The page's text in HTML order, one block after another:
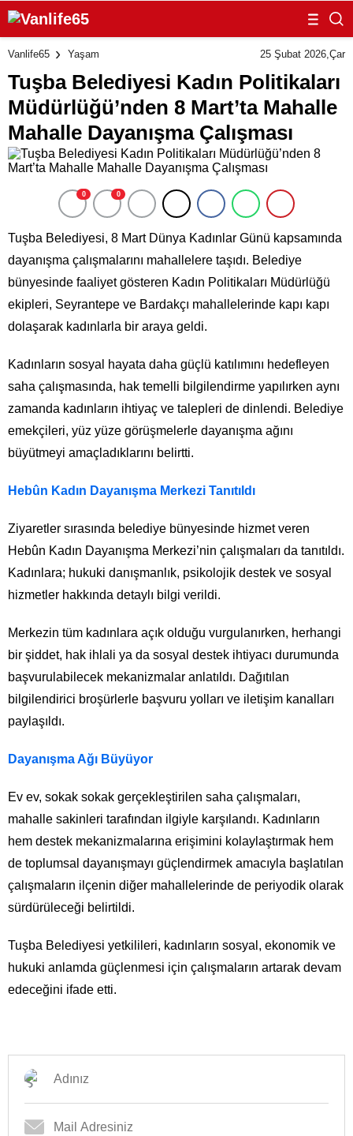
Vanlife65 Yaşam 25 Şubat 2026,Çar
Tuşba Belediyesi Kadın Politikaları
Müdürlüğü’nden 8 Mart’ta Mahalle
Mahalle Dayanışma Çalışması
0 0
Tuşba Belediyesi, 8 Mart Dünya Kadınlar Günü kapsamında
dayanışma çalışmalarını mahallelere taşıdı. Belediye
bünyesinde faaliyet gösteren Kadın Politikaları Müdürlüğü
ekipleri, Seyrantepe ve Bardakçı mahallelerinde kapı kapı
dolaşarak kadınlarla bir araya geldi.
Kadınların sosyal hayata daha güçlü katılımını hedefleyen
saha çalışmasında, hak temelli bilgilendirme yapılırken aynı
zamanda kadınların ihtiyaç ve talepleri de dinlendi. Belediye
emekçileri, yüz yüze görüşmelerle dayanışma ağını
büyütmeyi amaçladıklarını belirtti.
Hebûn Kadın Dayanışma Merkezi Tanıtıldı
Ziyaretler sırasında belediye bünyesinde hizmet veren
Hebûn Kadın Dayanışma Merkezi’nin çalışmaları da tanıtıldı.
Kadınlara; hukuki danışmanlık, psikolojik destek ve sosyal
hizmetler hakkında detaylı bilgi verildi.
Merkezin tüm kadınlara açık olduğu vurgulanırken, herhangi
bir şiddet, hak ihlali ya da sosyal destek ihtiyacı durumunda
başvurulabilecek mekanizmalar anlatıldı. Dağıtılan
bilgilendirici broşürlerle başvuru yolları ve iletişim kanalları
paylaşıldı.
Dayanışma Ağı Büyüyor
Ev ev, sokak sokak gerçekleştirilen saha çalışmaları,
mahalle sakinleri tarafından ilgiyle karşılandı. Kadınların
hem destek mekanizmalarına erişimini kolaylaştırmak hem
de toplumsal dayanışmayı güçlendirmek amacıyla başlatılan
çalışmaların ilçenin diğer mahallelerinde de periyodik olarak
sürdürüleceği belirtildi.
Tuşba Belediyesi yetkilileri, kadınların sosyal, ekonomik ve
hukuki anlamda güçlenmesi için çalışmaların artarak devam
edeceğini ifade etti.